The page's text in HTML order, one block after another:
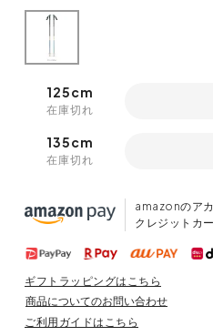
125cm
在庫切れ
135cm
在庫切れ
amazonのア
クレジットカ
ギフトラッピングはこちら
商品についてのお問い合わせ
ご利用ガイドはこちら